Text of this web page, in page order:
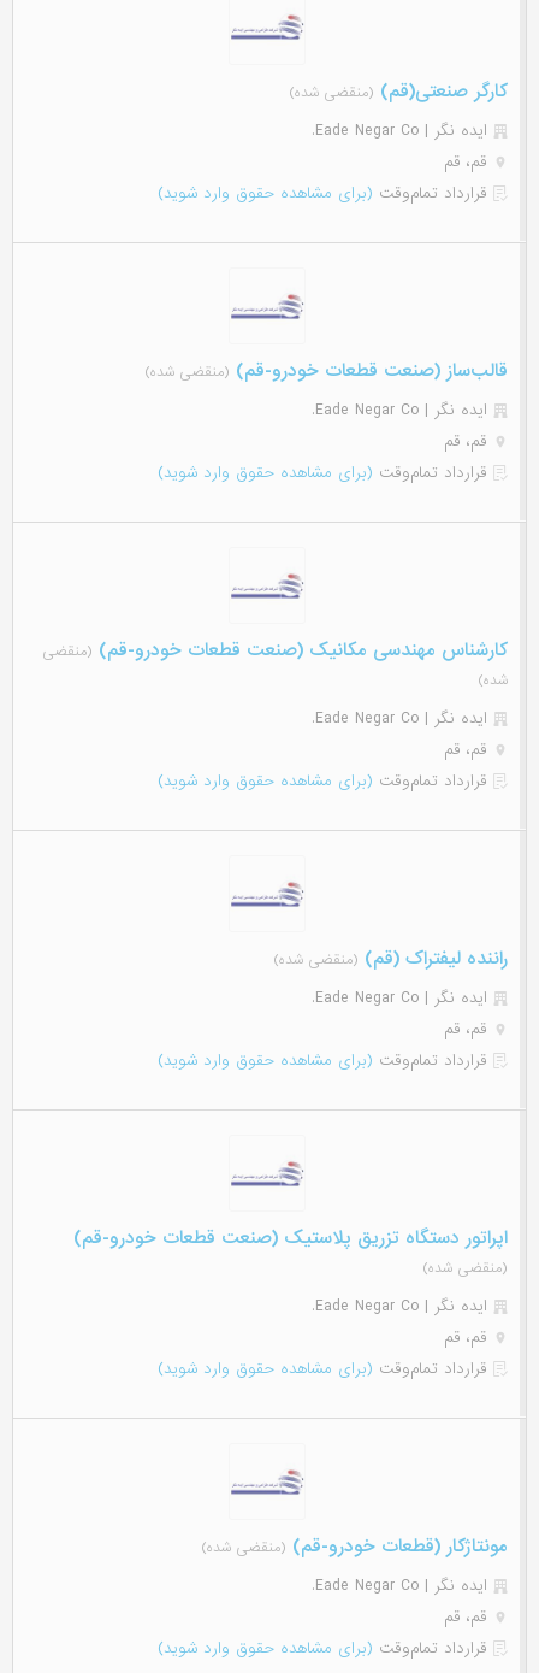
کارگر صنعتی(قم) (منقضی شده)
ایده نگر | Eade Negar Co.
قم، قم
قرارداد تمام‌وقت (برای مشاهده حقوق وارد شوید)
قالب‌ساز (صنعت قطعات خودرو-قم) (منقضی شده)
ایده نگر | Eade Negar Co.
قم، قم
قرارداد تمام‌وقت (برای مشاهده حقوق وارد شوید)
کارشناس مهندسی مکانیک (صنعت قطعات خودرو-قم) (منقضی
شده)
ایده نگر | Eade Negar Co.
قم، قم
قرارداد تمام‌وقت (برای مشاهده حقوق وارد شوید)
راننده لیفتراک (قم) (منقضی شده)
ایده نگر | Eade Negar Co.
قم، قم
قرارداد تمام‌وقت (برای مشاهده حقوق وارد شوید)
اپراتور دستگاه تزریق پلاستیک (صنعت قطعات خودرو-قم)
(منقضی شده)
ایده نگر | Eade Negar Co.
قم، قم
قرارداد تمام‌وقت (برای مشاهده حقوق وارد شوید)
مونتاژکار (قطعات خودرو-قم) (منقضی شده)
ایده نگر | Eade Negar Co.
قم، قم
قرارداد تمام‌وقت (برای مشاهده حقوق وارد شوید)